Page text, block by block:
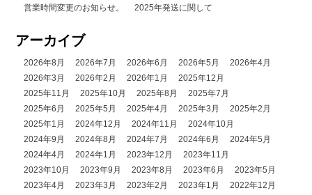
営業時間変更のお知らせ。
2025年発送に関して
アーカイブ
2026年8月 2026年7月 2026年6月 2026年5月
2026年4月
2026年3月
2026年2月 2026年1月
2025年12月
2025年11月
2025年10月 2025年8月
2025年7月
2025年6月
2025年5月 2025年4月 2025年3月
2025年2月
2025年1月
2024年12月 2024年11月
2024年10月
2024年9月
2024年8月 2024年7月 2024年6月
2024年5月
2024年4月
2024年1月 2023年12月
2023年11月
2023年10月
2023年9月 2023年8月 2023年6月
2023年5月
2023年4月
2023年3月 2023年2月 2023年1月
2022年12月